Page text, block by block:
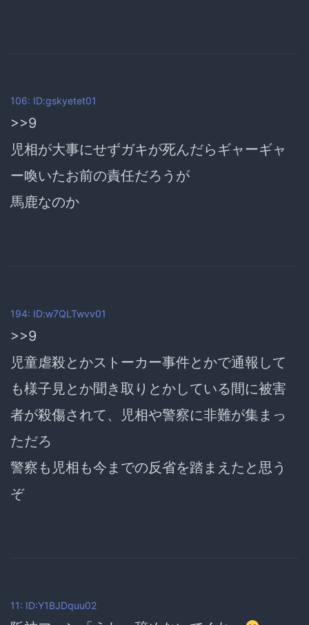
106: ID:gskyetet01
>>9
児相が大事にせずガキが死んだらギャーギャ
ー喚いたお前の責任だろうが
馬鹿なのか
194: ID:w7QLTwvv01
>>9
児童虐殺とかストーカー事件とかで通報して
も様子見とか聞き取りとかしている間に被害
者が殺傷されて、児相や警察に非難が集まっ
ただろ
警察も児相も今までの反省を踏まえたと思う
ぞ
11: ID:Y1BJDquu02